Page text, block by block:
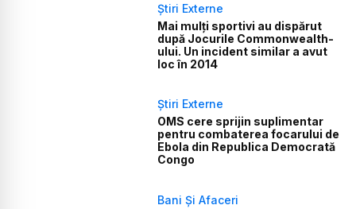
Știri Externe
Mai mulți sportivi au dispărut
după Jocurile Commonwealth-
ului. Un incident similar a avut
loc în 2014
Știri Externe
OMS cere sprijin suplimentar
pentru combaterea focarului de
Ebola din Republica Democrată
Congo
Bani Și Afaceri